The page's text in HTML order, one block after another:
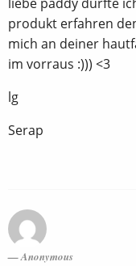
produkt erfahren
mich an deiner
im vorraus :))) <3
lg
Serap
Anonymous